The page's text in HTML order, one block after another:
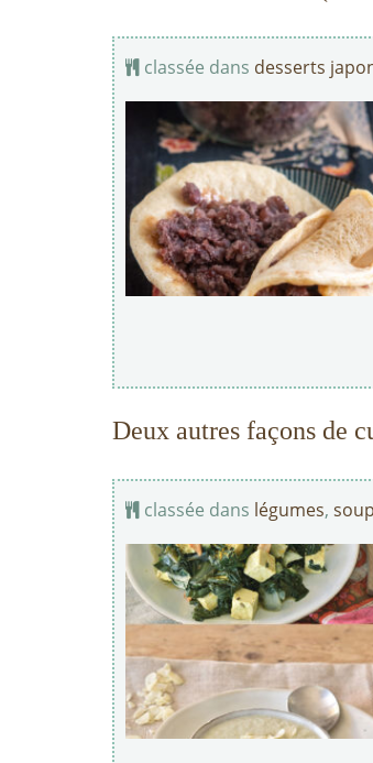
classée dans desserts
Deux autres façons de
classée dans légumes,